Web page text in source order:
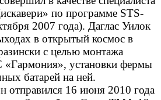
по программе STS-
2007 года). Даглас Уилок
в открытый космос в
с целью монтажа
установки фермы
батарей на ней.
отправился 16 июня 2010 года